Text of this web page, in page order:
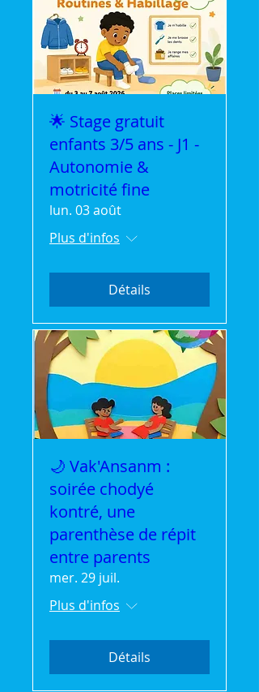
🌟 Stage gratuit
enfants 3/5 ans - J1 -
Autonomie &
motricité fine
lun. 03 août
Plus d'infos
Détails
🌙 Vak'Ansanm :
soirée chodyé
kontré, une
parenthèse de répit
entre parents
mer. 29 juil.
Plus d'infos
Détails